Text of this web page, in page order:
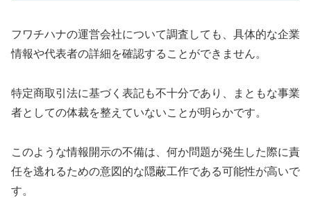
フワチハナの運営会社について調査しても、具体的な企業
情報や代表者の詳細を確認することができません。
特定商取引法に基づく表記も不十分であり、まともな事業
者としての体裁を整えていないことが明らかです。
このような情報開示の不備は、何か問題が発生した際に責
任を逃れるための意図的な隠蔽工作である可能性が高いで
す。